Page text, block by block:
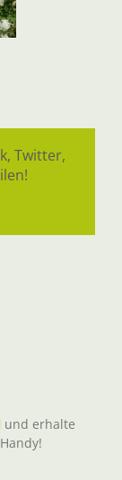
Twitter,
und erhalte